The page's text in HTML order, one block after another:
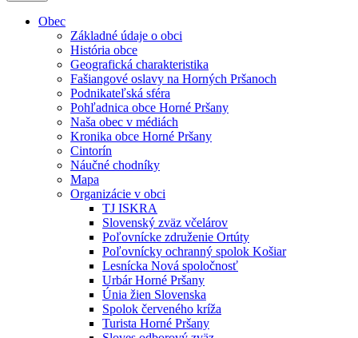
Obec
Základné údaje o obci
História obce
Geografická charakteristika
Fašiangové oslavy na Horných Pršanoch
Podnikateľská sféra
Pohľadnica obce Horné Pršany
Naša obec v médiách
Kronika obce Horné Pršany
Cintorín
Náučné chodníky
Mapa
Organizácie v obci
TJ ISKRA
Slovenský zväz včelárov
Poľovnícke združenie Ortúty
Poľovnícky ochranný spolok Košiar
Lesnícka Nová spoločnosť
Urbár Horné Pršany
Únia žien Slovenska
Spolok červeného kríža
Turista Horné Pršany